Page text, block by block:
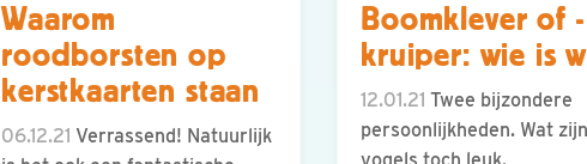
Waarom
roodborsten op
kerstkaarten staan
06.12.21 Verrassend! Natuurlijk
Boomklever of -
kruiper: wie is
12.01.21 Twee bijzondere
persoonlijkheden. Wat zijn